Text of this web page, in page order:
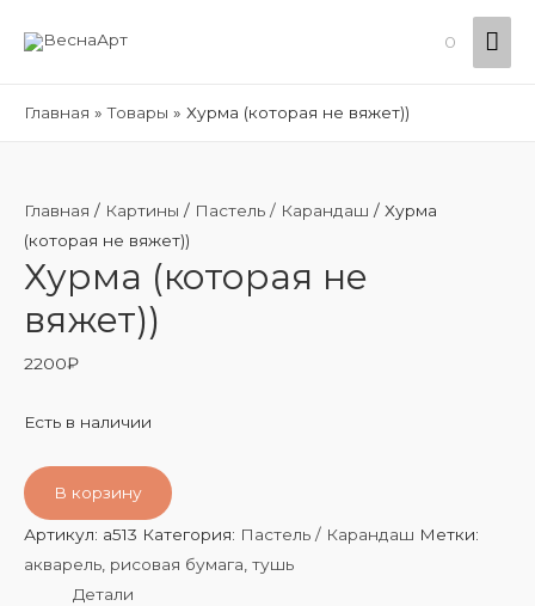
0
Главная Товары Хурма (которая не вяжет))
Главная / Картины / Пастель / Карандаш / Хурма
(которая не вяжет))
Хурма (которая не
вяжет))
2200₽
Есть в наличии
В корзину
Артикул: a513 Категория: Пастель / Карандаш Метки:
акварель рисовая бумага тушь
Детали